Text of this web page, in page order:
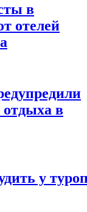
в
отелей
отдыха в
у